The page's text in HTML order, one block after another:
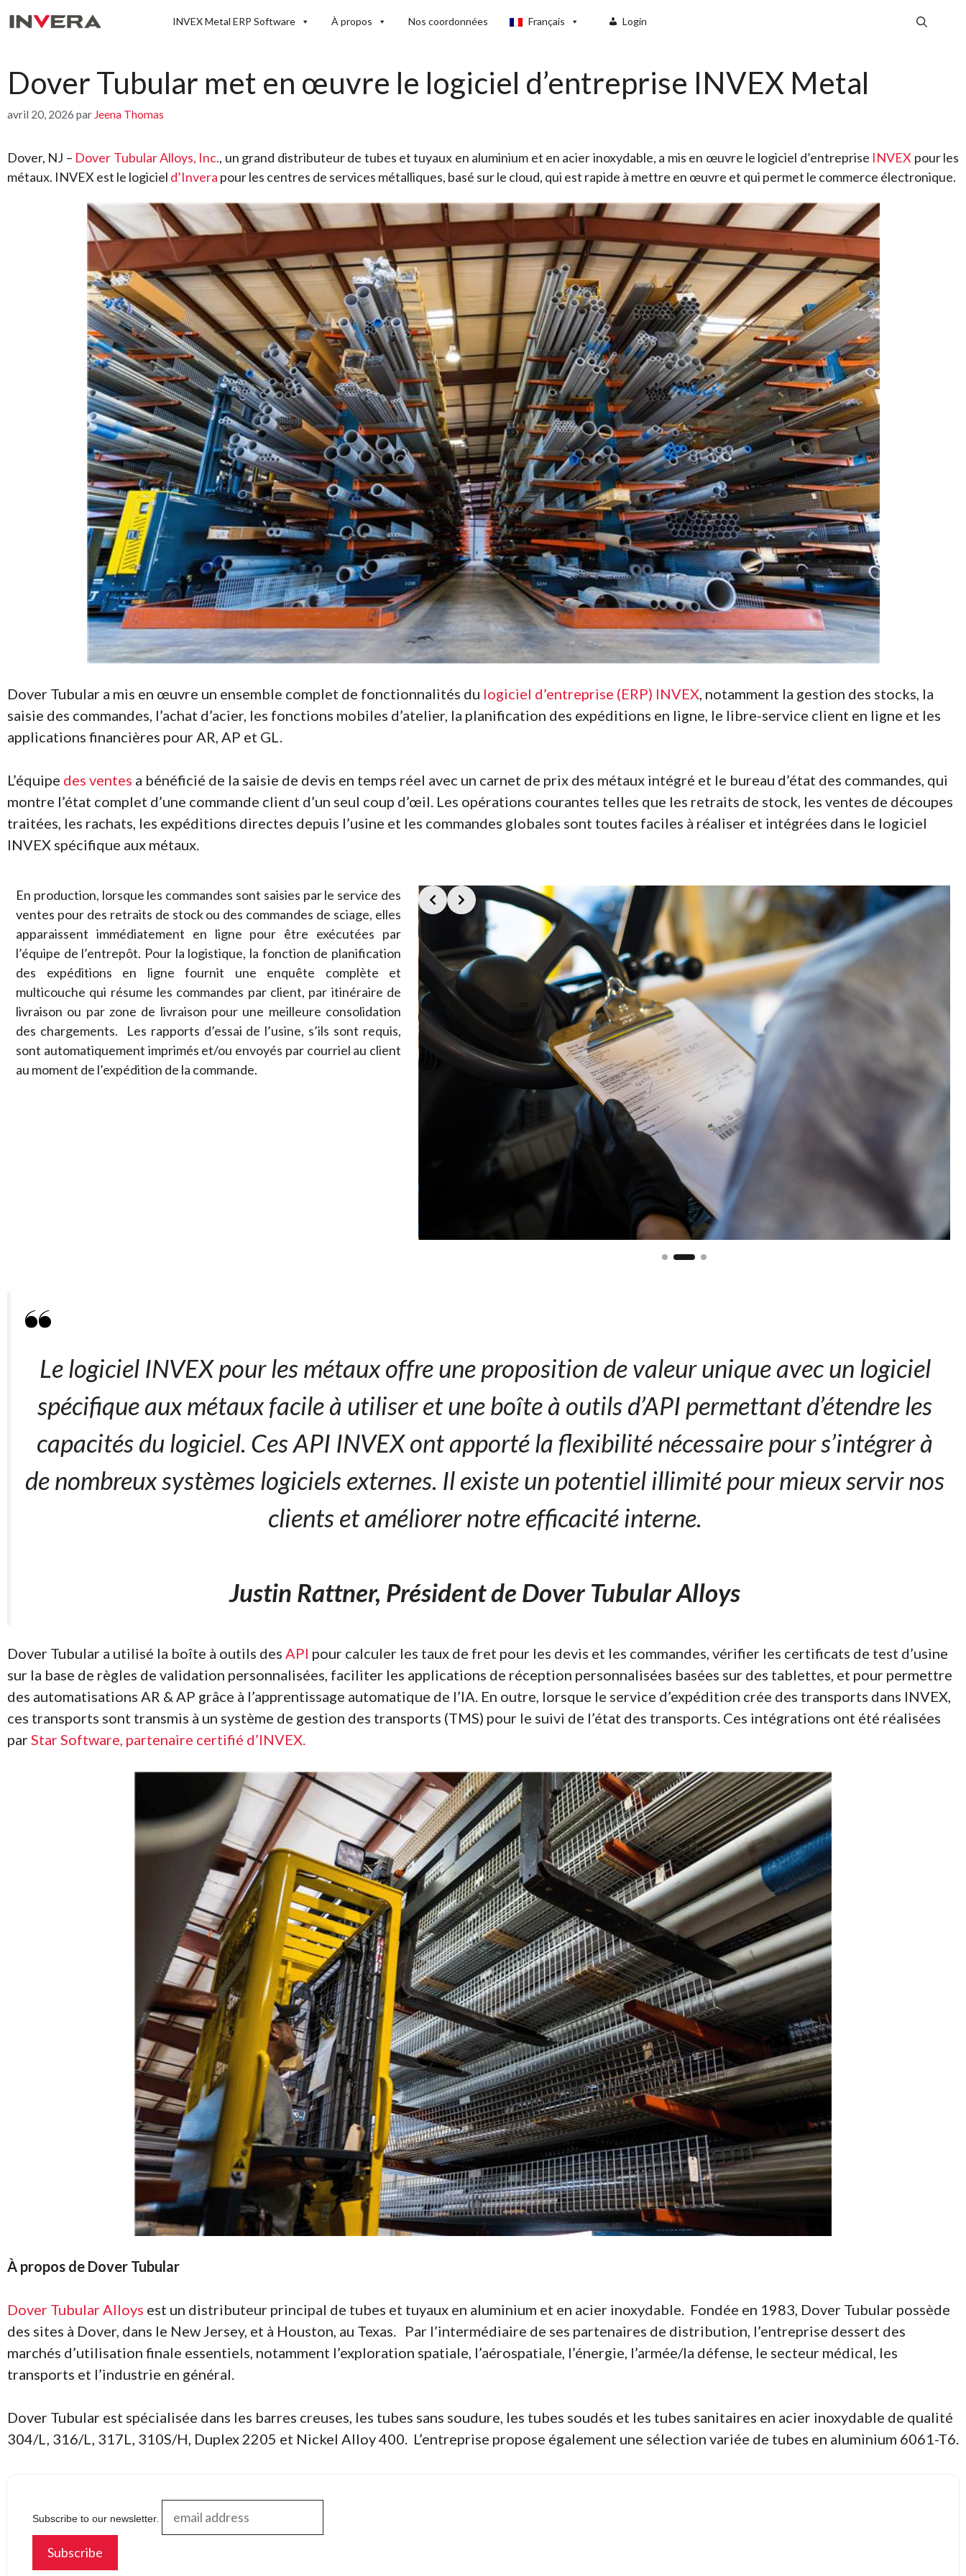
au
INVEX Metal ERP Software À propos Nos coordonnées Login
Français
Dover Tubular met en œuvre le logiciel d’entreprise INVEX Metal
avril 20, 2026 par Jeena Thomas
Dover, NJ – Dover Tubular Alloys, Inc., un grand distributeur de tubes et tuyaux en aluminium et en acier inoxydable, a mis en œuvre le logiciel d’entreprise INVEX pour les
métaux. INVEX est le logiciel d’Invera pour les centres de services métalliques, basé sur le cloud, qui est rapide à mettre en œuvre et qui permet le commerce électronique.
Dover Tubular a mis en œuvre un ensemble complet de fonctionnalités du logiciel d’entreprise (ERP) INVEX , notamment la gestion des stocks, la
saisie des commandes, l’achat d’acier, les fonctions mobiles d’atelier, la planification des expéditions en ligne, le libre-service client en ligne et les
applications financières pour AR, AP et GL.
L’équipe des ventes a bénéficié de la saisie de devis en temps réel avec un carnet de prix des métaux intégré et le bureau d’état des commandes, qui
montre l’état complet d’une commande client d’un seul coup d’œil. Les opérations courantes telles que les retraits de stock, les ventes de découpes
traitées, les rachats, les expéditions directes depuis l’usine et les commandes globales sont toutes faciles à réaliser et intégrées dans le logiciel
INVEX spécifique aux métaux.
En production, lorsque les commandes sont saisies par le service des
ventes pour des retraits de stock ou des commandes de sciage, elles
apparaissent immédiatement en ligne pour être exécutées par
l’équipe de l’entrepôt. Pour la logistique, la fonction de planification
des expéditions en ligne fournit une enquête complète et
multicouche qui résume les commandes par client, par itinéraire de
livraison ou par zone de livraison pour une meilleure consolidation
des chargements. Les rapports d’essai de l’usine, s’ils sont requis,
sont automatiquement imprimés et/ou envoyés par courriel au client
au moment de l’expédition de la commande.
Slide 2 of 3
Le logiciel INVEX pour les métaux offre une proposition de valeur unique avec un logiciel
spécifique aux métaux facile à utiliser et une boîte à outils d’API permettant d’étendre les
capacités du logiciel. Ces API INVEX ont apporté la flexibilité nécessaire pour s’intégrer à
de nombreux systèmes logiciels externes. Il existe un potentiel illimité pour mieux servir nos
clients et améliorer notre efficacité interne.
Justin Rattner, Président de Dover Tubular Alloys
Dover Tubular a utilisé la boîte à outils des API pour calculer les taux de fret pour les devis et les commandes, vérifier les certificats de test d’usine
sur la base de règles de validation personnalisées, faciliter les applications de réception personnalisées basées sur des tablettes, et pour permettre
des automatisations AR & AP grâce à l’apprentissage automatique de l’IA. En outre, lorsque le service d’expédition crée des transports dans INVEX,
ces transports sont transmis à un système de gestion des transports (TMS) pour le suivi de l’état des transports. Ces intégrations ont été réalisées
parStar Software, partenaire certifié d’INVEX.
À propos de Dover Tubular
Dover Tubular Alloys est un distributeur principal de tubes et tuyaux en aluminium et en acier inoxydable. Fondée en 1983, Dover Tubular possède
des sites à Dover, dans le New Jersey, et à Houston, au Texas. Par l’intermédiaire de ses partenaires de distribution, l’entreprise dessert des
marchés d’utilisation finale essentiels, notamment l’exploration spatiale, l’aérospatiale, l’énergie, l’armée/la défense, le secteur médical, les
transports et l’industrie en général.
Dover Tubular est spécialisée dans les barres creuses, les tubes sans soudure, les tubes soudés et les tubes sanitaires en acier inoxydable de qualité
304/L, 316/L, 317L, 310S/H, Duplex 2205 et Nickel Alloy 400. L’entreprise propose également une sélection variée de tubes en aluminium 6061-T6.
Subscribe to our newsletter.